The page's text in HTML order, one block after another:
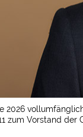
2026
zum Vorstand der